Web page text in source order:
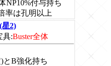
NP10%付与持ち
率は孔明以上
星2)
具:Buster全体
)とB強化持ち